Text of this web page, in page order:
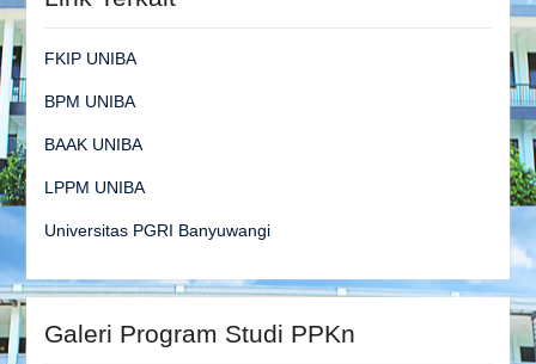
FKIP UNIBA
BPM UNIBA
BAAK UNIBA
LPPM UNIBA
Universitas PGRI Banyuwangi
Galeri Program Studi PPKn